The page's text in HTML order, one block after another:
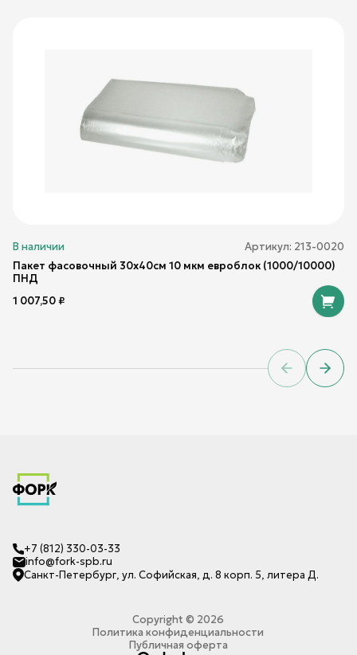
В наличии Артикул: 213-0020
Пакет фасовочный 30х40см 10 мкм евроблок (1000/10000)
ПНД
1 007,50₽
Previous
Next
+7 (812) 330-03-33
info@fork-spb.ru
Санкт-Петербург, ул. Софийская, д. 8 корп. 5, литера Д.
Copyright © 2026
Политика конфиденциальности
Публичная оферта